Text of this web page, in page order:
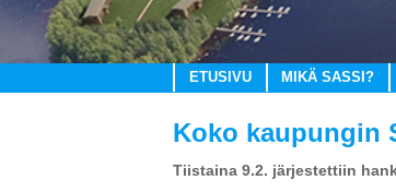
ETUSIVU MIKÄ SASSI?
Koko kaupungin
Tiistaina 9.2. järjestettiin